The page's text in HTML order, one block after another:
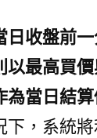
日收盤前
以最高買
為當日結算
下，系統